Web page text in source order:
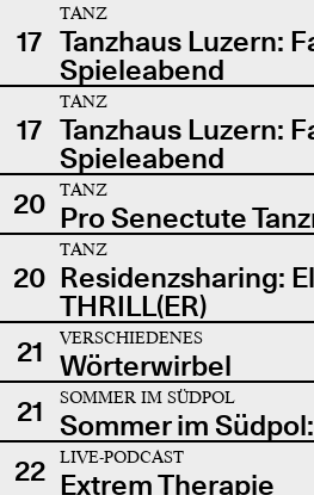
17
TANZ
Tanzhaus Luzern:
Spieleabend
17
TANZ
Tanzhaus Luzern:
Spieleabend
20
TANZ
Pro Senectute
20
TANZ
Residenzsharing:
THRILL(ER)
21
VERSCHIEDENES
Wörterwirbel
21
SOMMER IM SÜDPOL
Sommer im
22
LIVE-PODCAST
Extrem Therapie